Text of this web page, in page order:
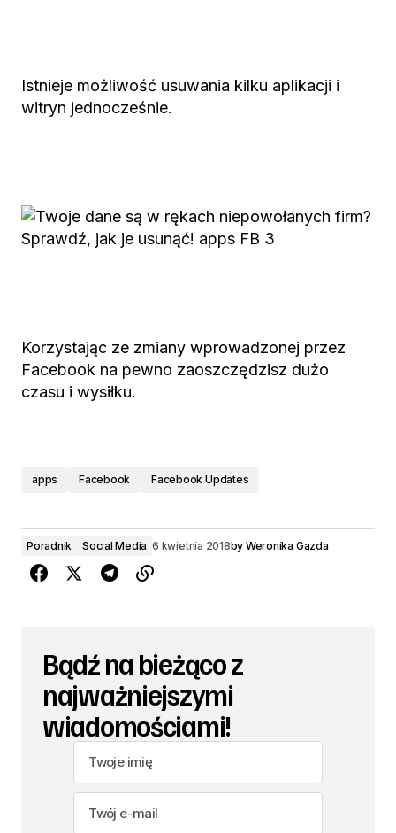
Istnieje możliwość usuwania kilku aplikacji i
witryn jednocześnie.
Korzystając ze zmiany wprowadzonej przez
Facebook na pewno zaoszczędzisz dużo
czasu i wysiłku.
apps Facebook Facebook Updates
Poradnik Social Media 6 kwietnia 2018by Weronika Gazda
Bądź na bieżąco z
najważniejszymi
wiadomościami!